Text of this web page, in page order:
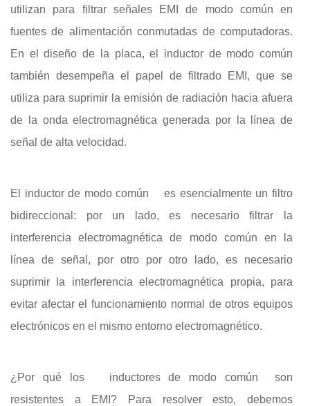
utilizan para filtrar señales EMI de modo común en
fuentes de alimentación conmutadas de computadoras.
En el diseño de la placa, el inductor de modo común
también desempeña el papel de filtrado EMI, que se
utiliza para suprimir la emisión de radiación hacia afuera
de la onda electromagnética generada por la línea de
señal de alta velocidad.
El inductor de modo común
es esencialmente un filtro
bidireccional: por un lado, es necesario filtrar la
interferencia electromagnética de modo común en la
línea de señal, por otro por otro lado, es necesario
suprimir la interferencia electromagnética propia, para
evitar afectar el funcionamiento normal de otros equipos
electrónicos en el mismo entorno electromagnético.
¿Por qué los inductores de modo común
son
resistentes a EMI? Para resolver esto, debemos